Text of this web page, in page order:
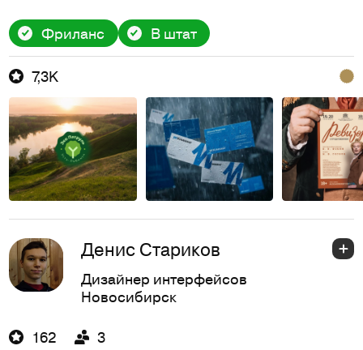
Фриланс В штат
7,3K
Денис Стариков
Дизайнер интерфейсов
Новосибирск
162 3